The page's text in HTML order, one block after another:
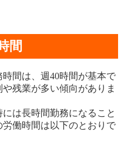
間
間は、週40時間が基本で
残業が多い傾向がありま
は長時間勤務になること
働時間は以下のとおりで